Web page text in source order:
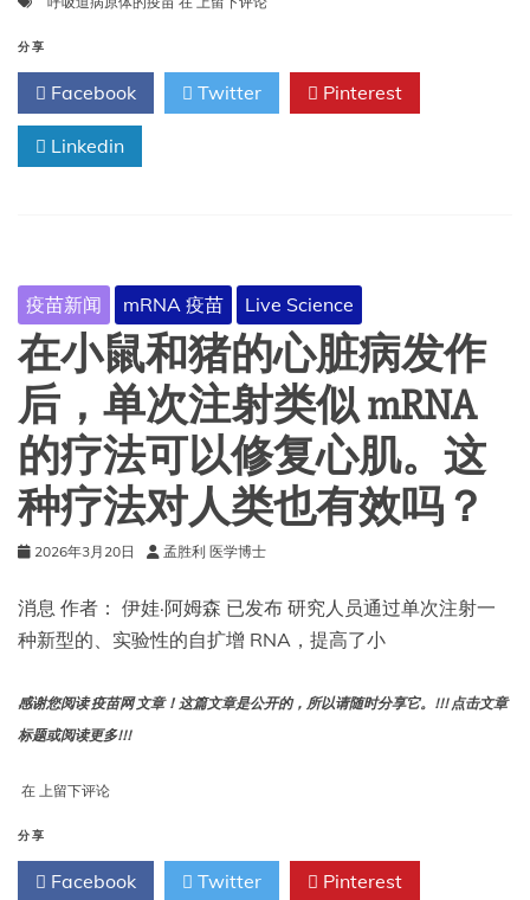
起
飞。
们
正
努
乎
可
以
对
抗
所
有
呼
吸
道
病
原
疫
苗
下
功
分享
Facebook Twitter Pinterest
Linkedin
疫苗新闻 mRNA 疫苗 Live Science
在小鼠和猪的心脏病发作
后，单次注射类似 mRNA
的疗法可以修复心肌。这
种疗法对人类也有效吗？
2026年3月20日 孟胜利 医学博士
消息 作者： 伊娃·阿姆森 已发布 研究人员通过单次注射一
种新型的、实验性的自扩增 RNA，提高了小
感谢您阅读 疫苗网 文章！这篇文章是公开的，所以请随时分享它。!!! 点击文章
标题或阅读更多!!!
在 在
鼠
和
猪
上留下评论
分享
Facebook Twitter Pinterest